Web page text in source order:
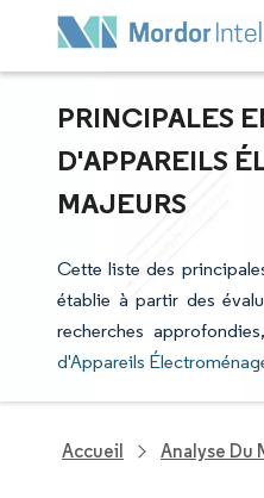
PRINCIPALES
D'APPAREILS
MAJEURS
Cette liste des
établie à partir des
recherches
d'Appareils
Accueil Analyse Du